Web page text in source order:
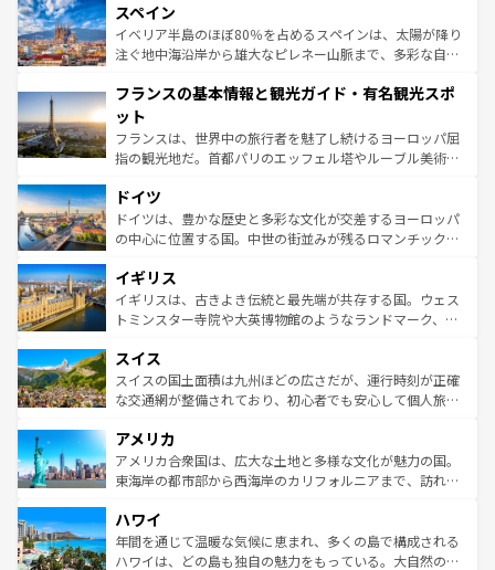
ろん、トスカーナの美しい田園風景やアマルフィ海岸の絶
景など、自然景観も見逃せない。観光の合間には、本場の
ピザやパスタなど、絶品のイタリア料理を堪能することも
ませてくれるイタリアで、忘れられない旅をしてみよう！
なお、新着のイタリア情報は
しい。
スペイン
イベリア半島のほぼ80％を占めるスペインは、太陽が降り
注ぐ地中海沿岸から雄大なピレネー山脈まで、多彩な自然
文化が根付くこの国では、情熱的なフラメンコ、熱気あふ
れる闘牛、そして美味しいタパスが生活の一部となってい
る。首都マドリードの洗練された雰囲気や、バルセロナの
アートに溢れた街角から、地方では古代ローマ遺跡や中世
せる。地方によって風土や気候が異なるスペインはその個
性で訪れる人を魅了する。 なお、新着のスペイン情報は コ
ンテンツ一覧を参照してほしい。
フランスの基本情報と観光ガイド・有名観光スポ
ット
フランスは、世界中の旅行者を魅了し続けるヨーロッパ屈
指の観光地だ。首都パリのエッフェル塔やルーブル美術館
で、幅広い魅力が詰まっている。華麗な宮殿、歴史的な大
聖堂、美しいビーチ、そして豊かな自然が、訪れる者を心
から魅了する。また、フランスは美食の国としても知ら
いる。シャンパンの発祥地であるランス、プロヴァンスの
香り高いラベンダー畑など、多彩な楽しみ方が可能だ。さ
らに、パリ以外の地域にも魅力が溢れており、どの街角に
れる地方に足を運ぶとそれぞれで全く異なる文化を体験で
きるだろう。 なお、新着のフランス情報はコンテンツ一覧
を参照してほしい。
ドイツ
ドイツは、豊かな歴史と多彩な文化が交差するヨーロッパ
の中心に位置する国。中世の街並みが残るロマンチック街
顔を持つこの国は、どこを歩いても飽きることがない。ベ
ルリンの文化的活気、バイエルン州のアルプスの絶景、そ
してライン川沿いのワイン畑といった風景は必見。ビール
は、お酒好きな人にはぜひ体験してほしい。 なお、新着の
ドイツ情報はコンテンツ一覧を参照してほしい。
イギリス
イギリスは、古きよき伝統と最先端が共存する国。ウェス
トミンスター寺院や大英博物館のようなランドマーク、歴
リアごとに異なる魅力がある。また、優雅なアフタヌーン
ティー、ビール好きにはたまらない英国パブ、サッカー観
戦など、本場だからこそできる体験も豊富。イギリスを旅
ンツ一覧を参照してほしい。
スイス
スイスの国土面積は九州ほどの広さだが、運行時刻が正確
な交通網が整備されており、初心者でも安心して個人旅行
の建物がそのまま残る町や、スイスならではのユニークな
博物館もあり、アルプス観光だけでなく町歩きも満喫する
ことができる。国民の所得が高いため物価も高いが、旅行
ば市内交通費無料で観光を楽しむこともできる。 なお、新
着のスイス情報はコンテンツ一覧 を参照してほしい。
アメリカ
アメリカ合衆国は、広大な土地と多様な文化が魅力の国。
東海岸の都市部から西海岸のカリフォルニアまで、訪れる
のような巨大都市は、観光、ショッピング、エンターテイ
ンメントが詰まった刺激的なスポットだ。一方、アメリカ
西部には大自然が広がり、グランドキャニオンやイエロー
ハワイ
年間を通じて温暖な気候に恵まれ、多くの島で構成される
ハワイは、どの島も独自の魅力をもっている。大自然の神